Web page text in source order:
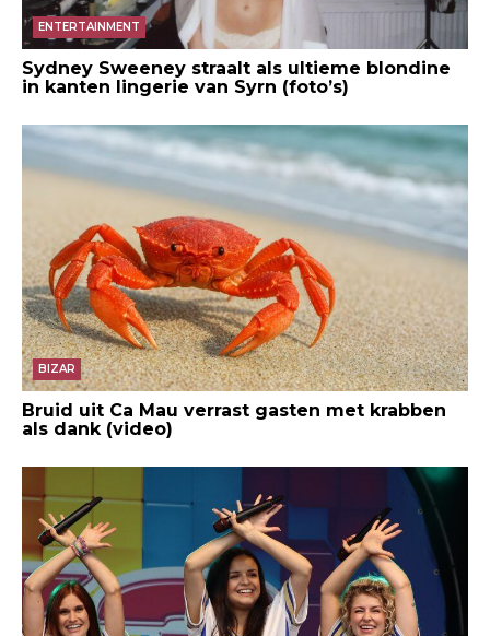
ENTERTAINMENT
Sydney Sweeney straalt als ultieme blondine
in kanten lingerie van Syrn (foto’s)
BIZAR
Bruid uit Ca Mau verrast gasten met krabben
als dank (video)